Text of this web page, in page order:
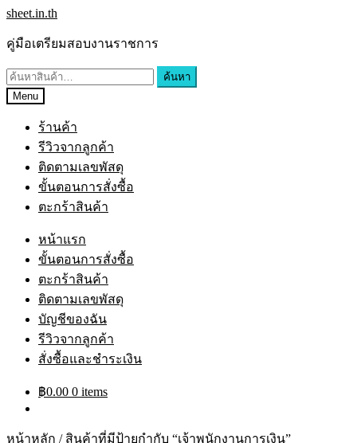
Skip
navigation
Skip
content
sheet.in.th
คู่มือเตรียมสอบงานราชการ
ค้นหา:
ค้นหา
Menu
ร้านค้า
รีวิวจากลูกค้า
ติดตามเลขพัสดุ
ขั้นตอนการสั่งซื้อ
ตะกร้าสินค้า
หน้าแรก
ขั้นตอนการสั่งซื้อ
ตะกร้าสินค้า
ติดตามเลขพัสดุ
บัญชีของฉัน
รีวิวจากลูกค้า
สั่งซื้อและชำระเงิน
฿0.00 0 items
หน้าหลัก / สินค้าที่มีป้ายกำกับ “เจ้าพนักงานการเงิน”